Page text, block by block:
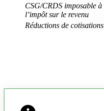
CSG/CRDS imposable à
l’impôt sur le revenu
Réductions de cotisations